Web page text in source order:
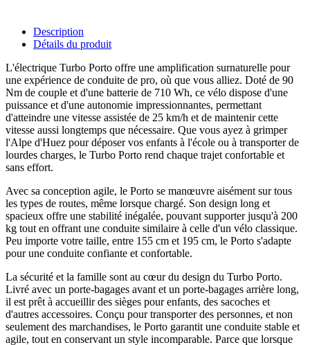
Description
Détails du produit
L'électrique Turbo Porto offre une amplification surnaturelle pour
une expérience de conduite de pro, où que vous alliez. Doté de 90
Nm de couple et d'une batterie de 710 Wh, ce vélo dispose d'une
puissance et d'une autonomie impressionnantes, permettant
d'atteindre une vitesse assistée de 25 km/h et de maintenir cette
vitesse aussi longtemps que nécessaire. Que vous ayez à grimper
l'Alpe d'Huez pour déposer vos enfants à l'école ou à transporter de
lourdes charges, le Turbo Porto rend chaque trajet confortable et
sans effort.
Avec sa conception agile, le Porto se manœuvre aisément sur tous
les types de routes, même lorsque chargé. Son design long et
spacieux offre une stabilité inégalée, pouvant supporter jusqu'à 200
kg tout en offrant une conduite similaire à celle d'un vélo classique.
Peu importe votre taille, entre 155 cm et 195 cm, le Porto s'adapte
pour une conduite confiante et confortable.
La sécurité et la famille sont au cœur du design du Turbo Porto.
Livré avec un porte-bagages avant et un porte-bagages arrière long,
il est prêt à accueillir des sièges pour enfants, des sacoches et
d'autres accessoires. Conçu pour transporter des personnes, et non
seulement des marchandises, le Porto garantit une conduite stable et
agile, tout en conservant un style incomparable. Parce que lorsque